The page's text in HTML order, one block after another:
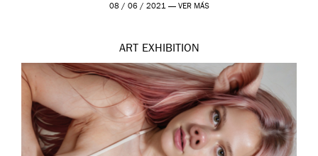
08 / 06 / 2021 — VER MÁS
ART EXHIBITION